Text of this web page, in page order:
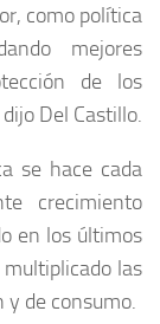
como política
mejores
de los
Del Castillo.
se hace cada
crecimiento
en los últimos
las
de consumo.